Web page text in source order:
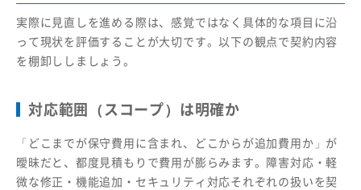
実際に見直しを進める際は、感覚ではなく具体的な項目に沿
って現状を評価することが大切です。以下の観点で契約内容
を棚卸ししましょう。
対応範囲（スコープ）は明確か
「どこまでが保守費用に含まれ、どこからが追加費用か」が
曖昧だと、都度見積もりで費用が膨らみます。障害対応・軽
微な修正・機能追加・セキュリティ対応それぞれの扱いを契